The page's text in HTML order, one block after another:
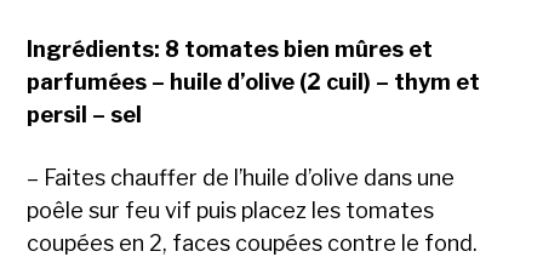
Ingrédients: 8 tomates bien mûres et
parfumées – huile d’olive (2 cuil) – thym et
persil – sel
– Faites chauffer de l’huile d’olive dans une
poêle sur feu vif puis placez les tomates
coupées en 2, faces coupées contre le fond.